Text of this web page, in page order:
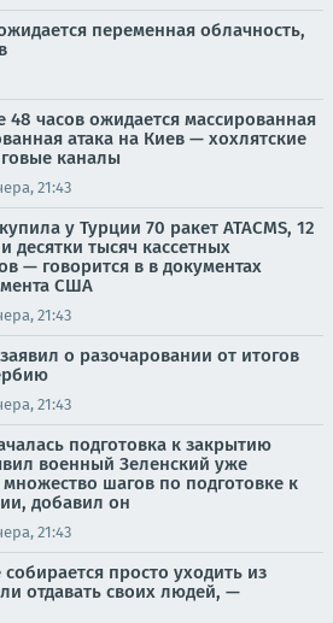
переменная облачность,
часов ожидается массированная
атака на Киев — хохлятские
каналы
21:43
у Турции 70 ракет ATACMS, 12
десятки тысяч кассетных
— говорится в в документах
США
21:43
о разочаровании от итогов
21:43
подготовка к закрытию
военный Зеленский уже
шагов по подготовке к
добавил он
21:43
просто уходить из
отдавать своих людей, —